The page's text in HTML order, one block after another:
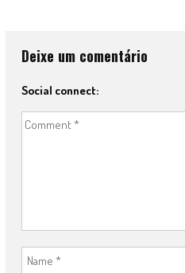
Deixe um comentário
Social connect: